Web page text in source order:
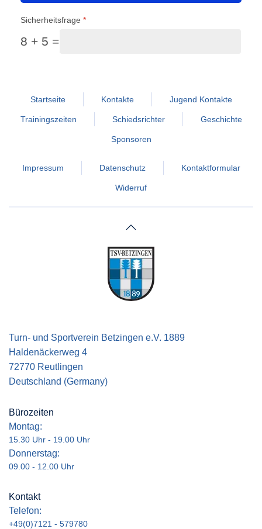
Sicherheitsfrage *
8 + 5 =
Startseite Kontakte Jugend Kontakte
Trainingszeiten Schiedsrichter Geschichte
Sponsoren
Impressum Datenschutz Kontaktformular
Widerruf
Turn- und Sportverein Betzingen e.V. 1889
Haldenäckerweg 4
72770 Reutlingen
Deutschland (Germany)
Bürozeiten
Montag:
15.30 Uhr - 19.00 Uhr
Donnerstag:
09.00 - 12.00 Uhr
Kontakt
Telefon:
+49(0)7121 - 579780